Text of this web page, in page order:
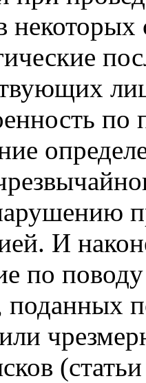
по
И
по
поданных